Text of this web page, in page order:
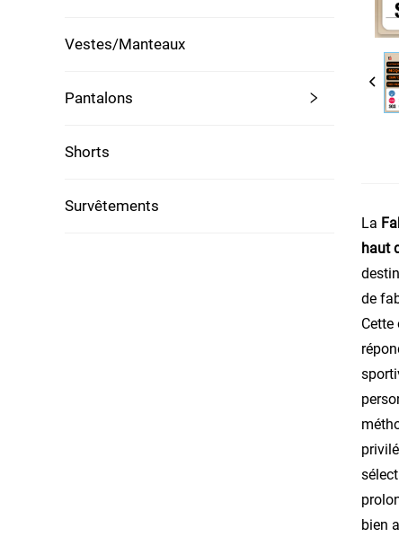
Vestes/Manteaux
Pantalons
Shorts
Survêtements
La
haut
de
bien